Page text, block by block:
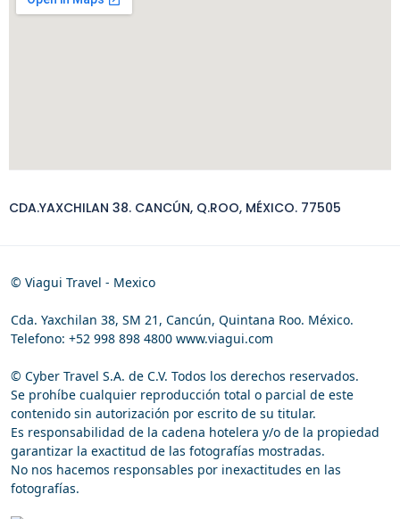
CDA.YAXCHILAN 38. CANCÚN, Q.ROO, MÉXICO. 77505
© Viagui Travel - Mexico
Cda. Yaxchilan 38, SM 21, Cancún, Quintana Roo. México.
Telefono: +52 998 898 4800 www.viagui.com
© Cyber Travel S.A. de C.V. Todos los derechos reservados.
Se prohíbe cualquier reproducción total o parcial de este
contenido sin autorización por escrito de su titular.
Es responsabilidad de la cadena hotelera y/o de la propiedad
garantizar la exactitud de las fotografías mostradas.
No nos hacemos responsables por inexactitudes en las
fotografías.